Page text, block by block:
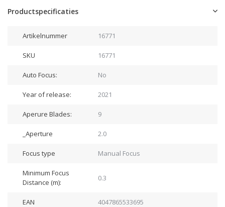
Productspecificaties
Artikelnummer 16771
SKU 16771
Auto Focus: No
Year of release: 2021
Aperure Blades: 9
_Aperture 2.0
Focus type Manual Focus
Minimum Focus
Distance (m):
0.3
EAN 4047865533695